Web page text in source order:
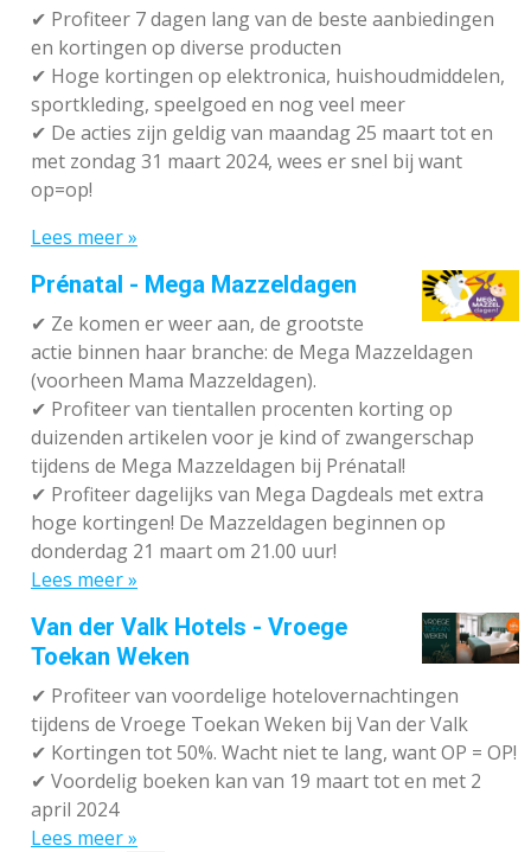
✔ Profiteer 7 dagen lang van de beste aanbiedingen
en kortingen op diverse producten
✔ Hoge kortingen op elektronica, huishoudmiddelen,
sportkleding, speelgoed en nog veel meer
✔ De acties zijn geldig van maandag 25 maart tot en
met zondag 31 maart 2024, wees er snel bij want
op=op!
Lees meer »
Prénatal - Mega Mazzeldagen
✔ Ze komen er weer aan, de grootste
actie binnen haar branche: de Mega Mazzeldagen
(voorheen Mama Mazzeldagen).
✔ Profiteer van tientallen procenten korting op
duizenden artikelen voor je kind of zwangerschap
tijdens de Mega Mazzeldagen bij Prénatal!
✔ Profiteer dagelijks van Mega Dagdeals met extra
hoge kortingen! De Mazzeldagen beginnen op
donderdag 21 maart om 21.00 uur!
Lees meer »
Van der Valk Hotels - Vroege
Toekan Weken
✔ Profiteer van voordelige hotelovernachtingen
tijdens de Vroege Toekan Weken bij Van der Valk
✔ Kortingen tot 50%. Wacht niet te lang, want OP = OP!
✔ Voordelig boeken kan van 19 maart tot en met 2
april 2024
Lees meer »